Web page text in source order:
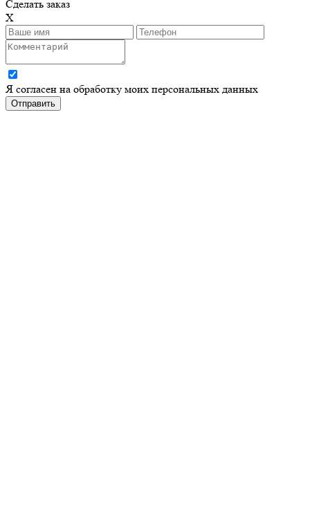
Сделать заказ
X
Я согласен на обработку моих персональных данных